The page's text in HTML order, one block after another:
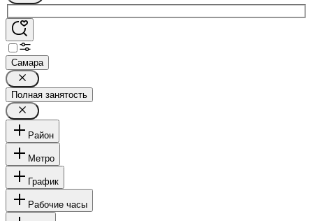
Самара
Полная занятость
Район
Метро
График
Рабочие часы